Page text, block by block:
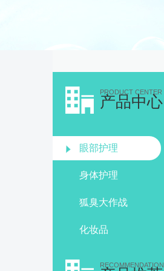
PRODUCT CENTER
产品中心
眼部护理
身体护理
狐臭大作战
化妆品
RECOMMENDATION